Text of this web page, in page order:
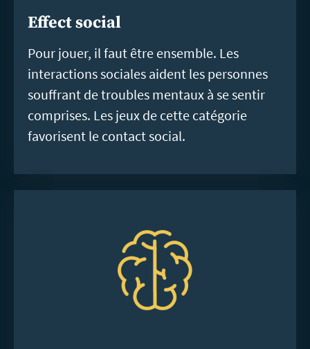
Effect social
Pour jouer, il faut être ensemble. Les
interactions sociales aident les personnes
souffrant de troubles mentaux à se sentir
comprises. Les jeux de cette catégorie
favorisent le contact social.